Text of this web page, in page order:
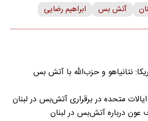
آتش بس ابراهیم رضایی
نتانیاهو و حزب‌الله با آتش بس
متحده در برقراری آتش‌بس در لبنان
عون درباره آتش‌بس در لبنان